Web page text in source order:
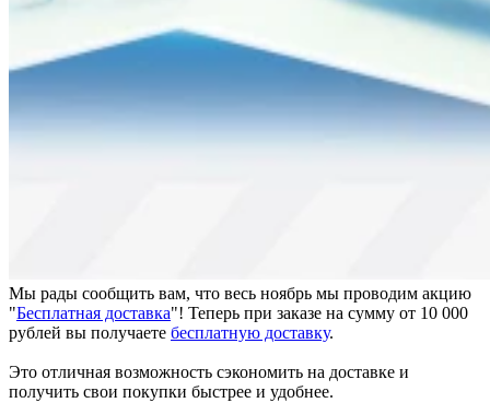
Мы рады сообщить вам, что весь ноябрь мы проводим акцию
"Бесплатная доставка"! Теперь при заказе на сумму от 10 000
рублей вы получаете бесплатную доставку.
Это отличная возможность сэкономить на доставке и
получить свои покупки быстрее и удобнее.